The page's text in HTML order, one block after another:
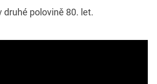
druhé polovině 80. let.